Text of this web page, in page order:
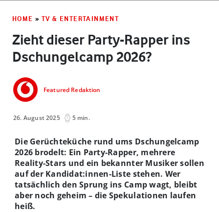
HOME » TV & ENTERTAINMENT
Zieht dieser Party-Rapper ins
Dschungelcamp 2026?
Featured Redaktion
26. August 2025 5 min.
Die Gerüchteküche rund ums Dschungelcamp
2026 brodelt: Ein Party-Rapper, mehrere
Reality-Stars und ein bekannter Musiker sollen
auf der Kandidat:innen-Liste stehen. Wer
tatsächlich den Sprung ins Camp wagt, bleibt
aber noch geheim – die Spekulationen laufen
heiß.